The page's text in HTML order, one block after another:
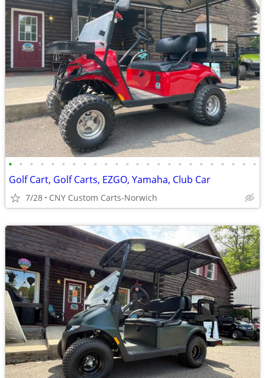
• • • • • • • • • • • • • • • • • • • • • • • •
Golf Cart, Golf Carts, EZGO, Yamaha, Club Car
7/28 CNY Custom Carts-Norwich